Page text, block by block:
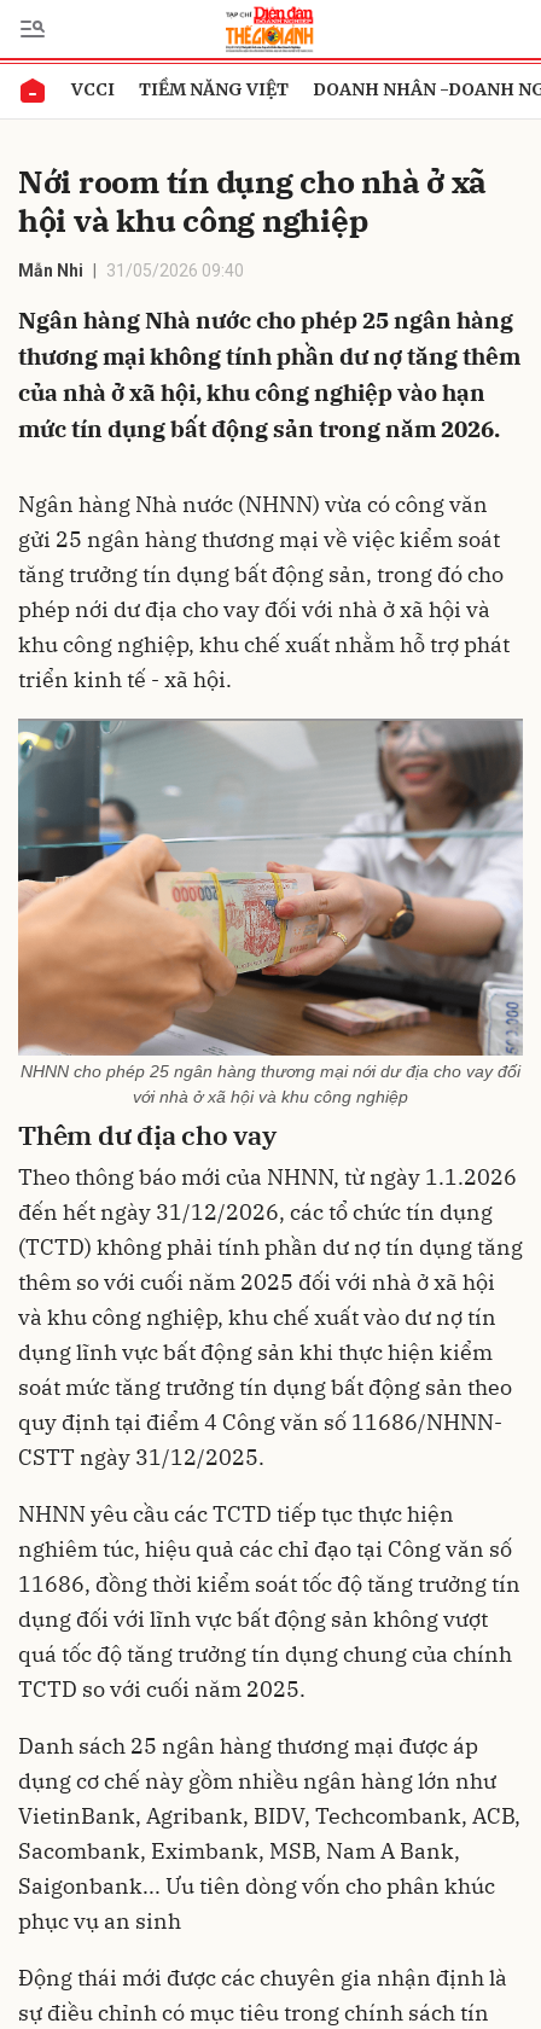
VCCI TIỀM NĂNG VIỆT DOANH NHÂN -DOANH
Nới room tín dụng cho nhà ở xã
hội và khu công nghiệp
Mẫn Nhi 31/05/2026 09:40
Ngân hàng Nhà nước cho phép 25 ngân hàng
thương mại không tính phần dư nợ tăng thêm
của nhà ở xã hội, khu công nghiệp vào hạn
mức tín dụng bất động sản trong năm 2026.
Ngân hàng Nhà nước (NHNN) vừa có công văn
gửi 25 ngân hàng thương mại về việc kiểm soát
tăng trưởng tín dụng bất động sản, trong đó cho
phép nới dư địa cho vay đối với nhà ở xã hội và
khu công nghiệp, khu chế xuất nhằm hỗ trợ phát
triển kinh tế - xã hội.
NHNN cho phép 25 ngân hàng thương mại nới dư địa cho vay đối
với nhà ở xã hội và khu công nghiệp
Thêm dư địa cho vay
Theo thông báo mới của NHNN, từ ngày 1.1.2026
đến hết ngày 31/12/2026, các tổ chức tín dụng
(TCTD) không phải tính phần dư nợ tín dụng tăng
thêm so với cuối năm 2025 đối với nhà ở xã hội
và khu công nghiệp, khu chế xuất vào dư nợ tín
dụng lĩnh vực bất động sản khi thực hiện kiểm
soát mức tăng trưởng tín dụng bất động sản theo
quy định tại điểm 4 Công văn số 11686/NHNN-
CSTT ngày 31/12/2025.
NHNN yêu cầu các TCTD tiếp tục thực hiện
nghiêm túc, hiệu quả các chỉ đạo tại Công văn số
11686, đồng thời kiểm soát tốc độ tăng trưởng tín
dụng đối với lĩnh vực bất động sản không vượt
quá tốc độ tăng trưởng tín dụng chung của chính
TCTD so với cuối năm 2025.
Danh sách 25 ngân hàng thương mại được áp
dụng cơ chế này gồm nhiều ngân hàng lớn như
VietinBank, Agribank, BIDV, Techcombank, ACB,
Sacombank, Eximbank, MSB, Nam A Bank,
Saigonbank... Ưu tiên dòng vốn cho phân khúc
phục vụ an sinh
Động thái mới được các chuyên gia nhận định là
sự điều chỉnh có mục tiêu trong chính sách tín
Gửi bình luận
Hủy Gửi